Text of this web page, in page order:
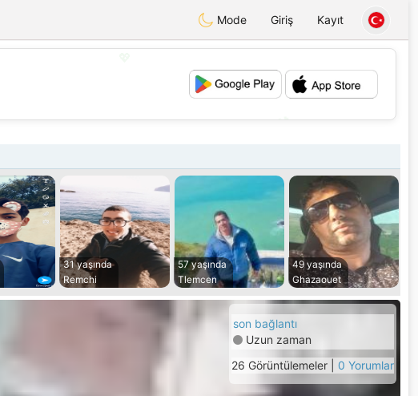
Mode Giriş Kayıt
31 yaşında
Remchi
57 yaşında
Tlemcen
49 yaşında
Ghazaouet
son bağlantı
Uzun zaman
26 Görüntülemeler | 0 Yorumlar